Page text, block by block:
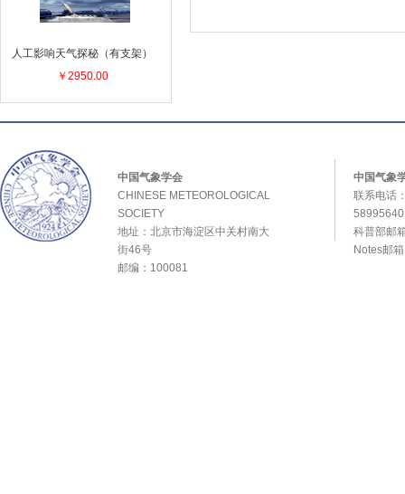
人工影响天气探秘（有支架）
￥2950.00
中国气象学会
CHINESE METEOROLOGICAL
SOCIETY
地址：北京市海淀区中关村南大
街46号
邮编：100081
中国气象
联系电话
科普部邮
Notes邮